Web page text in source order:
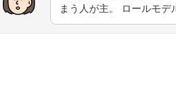
まう人が主。 ロールモ